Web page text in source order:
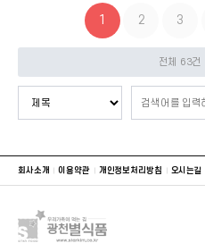
1 2 3
전체 63건
회사소개 이용약관 개인정보처리방침 오시는길